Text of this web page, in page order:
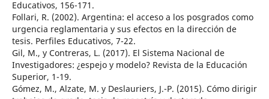
Educativos, 156-171.
Follari, R. (2002). Argentina: el acceso a los posgrados como
urgencia reglamentaria y sus efectos en la dirección de
tesis. Perfiles Educativos, 7-22.
Gil, M., y Contreras, L. (2017). El Sistema Nacional de
Investigadores: ¿espejo y modelo? Revista de la Educación
Superior, 1-19.
Gómez, M., Alzate, M. y Deslauriers, J.-P. (2015). Cómo dirigir